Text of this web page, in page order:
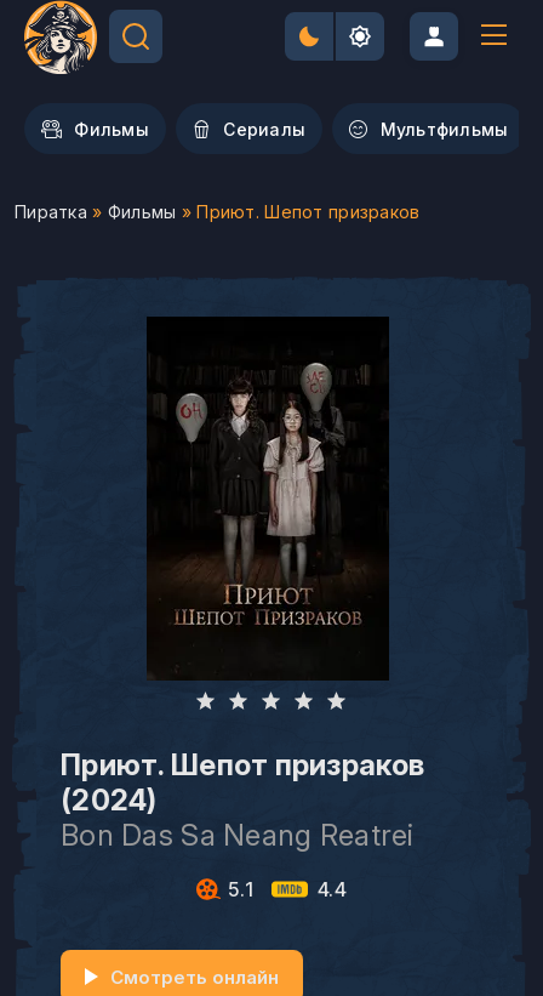
Фильмы Сериалы Мультфильмы
Пиратка » Фильмы » Приют. Шепот призраков
Приют. Шепот призраков
(2024)
Bon Das Sa Neang Reatrei
5.1 4.4
Смотреть онлайн